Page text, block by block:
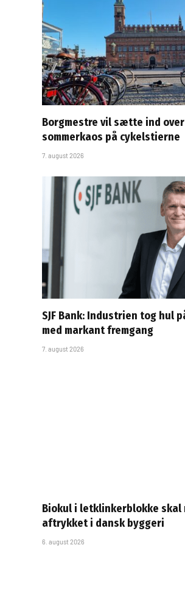
Borgmestre vil sætte ind
sommerkaos på cykelstierne
7. august 2026
SJF Bank: Industrien tog hul
med markant fremgang
7. august 2026
Biokul i letklinkerblokke skal
aftrykket i dansk byggeri
6. august 2026